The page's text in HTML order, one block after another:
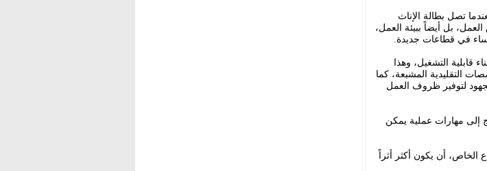
تصل بطالة الإناث
فرص العمل، بل أيضاً ببيئة العمل،
في قطاعات جديدة.
قابلية التشغيل، وهذا
التقليدية المشبعة، كما
لتوفير ظروف العمل
إلى مهارات عملية يمكن
الخاص، أن يكون أكثر أثراً